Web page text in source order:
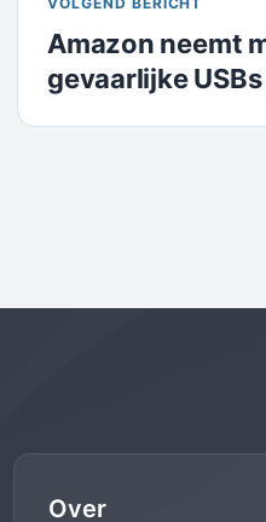
Amazon neemt
gevaarlijke USBs
Over